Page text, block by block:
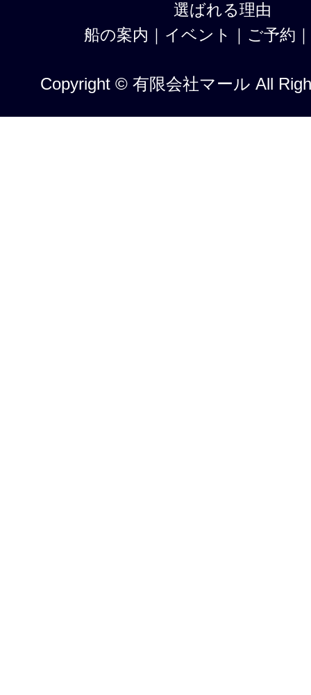
選ばれる理由
船の案内 ｜ イベント ｜ ご予約 ｜
Copyright © 有限会社マール All